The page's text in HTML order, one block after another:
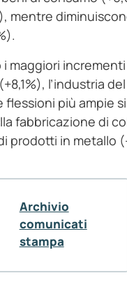
mentre
maggiori
l’industria
più ampie
fabbricazione di
prodotti in metallo
Archivio
comunicati
stampa